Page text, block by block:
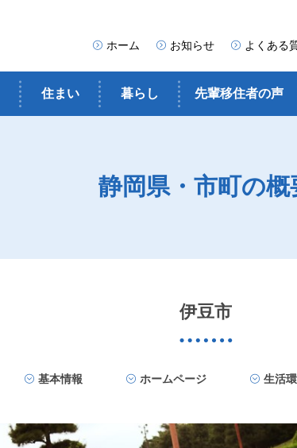
ホーム お知らせ よくある
住まい 暮らし 先輩移住者の声
静岡県・市町の概
伊豆市
基本情報 ホームページ 生活